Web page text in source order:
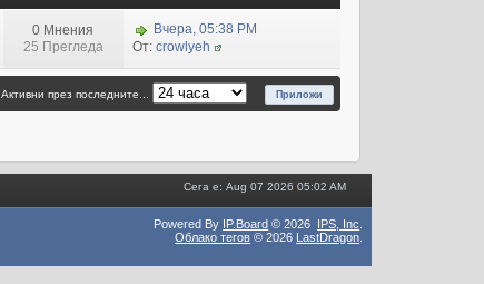
0 Мнения
25 Прегледа
Вчера, 05:38 PM
От: crowlyeh
Активни през последните...
Сега е: Aug 07 2026 05:02 AM
Powered By IP.Board © 2026 IPS, Inc
Облако тегов © 2026 LastDragon